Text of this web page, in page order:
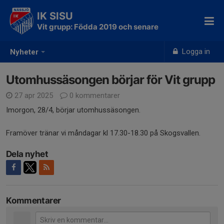
Nyheter Logga in
IK SISU
Vit grupp: Födda 2019 och senare
Utomhussäsongen börjar för Vit grupp
27 apr 2025
0 kommentarer
Imorgon, 28/4, börjar utomhussäsongen.
Framöver tränar vi måndagar kl 17.30-18.30 på Skogsvallen.
Dela nyhet
Kommentarer